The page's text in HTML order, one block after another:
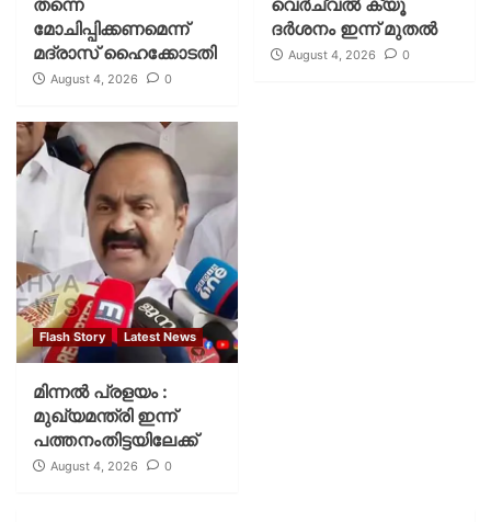
മോചിപ്പിക്കണമെന്ന്
മദ്രാസ് ഹൈക്കോടതി
August 4, 2026 0
ദര്‍ശനം ഇന്ന് മുതല്‍
August 4, 2026 0
Flash Story Latest News
മിന്നല്‍ പ്രളയം :
മുഖ്യമന്ത്രി ഇന്ന്
പത്തനംതിട്ടയിലേക്ക്
August 4, 2026 0